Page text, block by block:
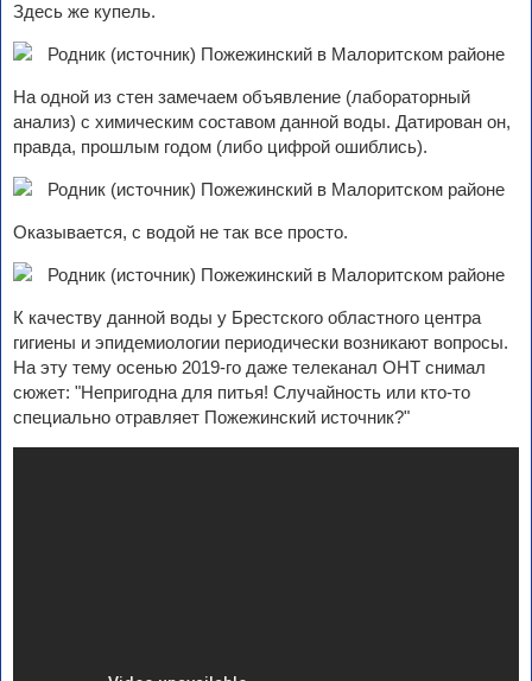
Здесь же купель.
На одной из стен замечаем объявление (лабораторный
анализ) с химическим составом данной воды. Датирован он,
правда, прошлым годом (либо цифрой ошиблись).
Оказывается, с водой не так все просто.
К качеству данной воды у Брестского областного центра
гигиены и эпидемиологии периодически возникают вопросы.
На эту тему осенью 2019-го даже телеканал ОНТ снимал
сюжет: "Непригодна для питья! Случайность или кто-то
специально отравляет Пожежинский источник?"